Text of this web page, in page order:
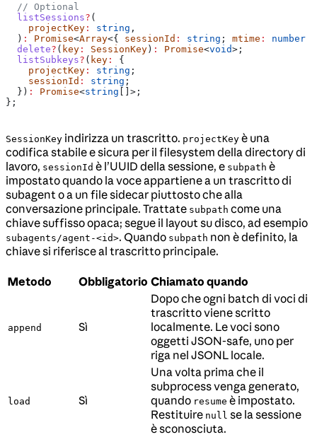
  // Optional
  listSessions
? (
    projectKey
: string ,
  )
: Promise<Array<{ sessionId : string ; mtime : number
  delete
? ( key : SessionKey ) : Promise<void>;
  listSubkeys
? ( key :
{
    projectKey
: string ;
    sessionId
: string ;
  })
: Promise<string []>;
};
SessionKey indirizza un trascritto. projectKey è una
codifica stabile e sicura per il filesystem della directory di
lavoro, sessionId è l’UUID della sessione, e subpath è
impostato quando la voce appartiene a un trascritto di
subagent o a un file sidecar piuttosto che alla
conversazione principale. Trattate subpath come una
chiave suffisso opaca; segue il layout su disco, ad esempio
subagents/agent-<id>. Quando subpath non è definito, la
chiave si riferisce al trascritto principale.
Metodo Obbligatorio Chiamato quando
append Sì
Dopo che ogni batch di voci di
trascritto viene scritto
localmente. Le voci sono
oggetti JSON-safe, uno per
riga nel JSONL locale.
load Sì
Una volta prima che il
subprocess venga generato,
quando resume è impostato.
Restituire null se la sessione
è sconosciuta.